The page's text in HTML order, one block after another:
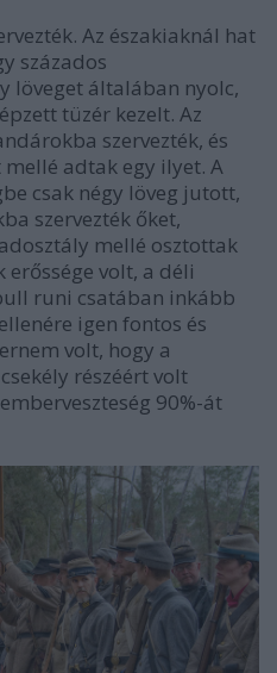
Az északiaknál hat
százados
löveget általában nyolc,
tüzér kezelt. Az
szervezték, és
adtak egy ilyet. A
csak négy löveg jutott,
szervezték őket,
mellé osztottak
erőssége volt, a déli
runi csatában inkább
igen fontos és
volt, hogy a
részéért volt
90%-át